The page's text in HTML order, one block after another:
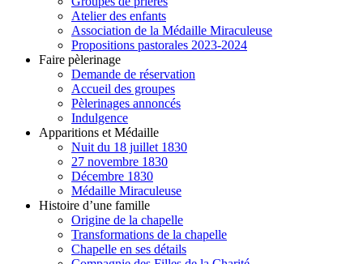
Atelier des enfants
Association de la Médaille Miraculeuse
Propositions pastorales 2023-2024
Faire pèlerinage
Demande de réservation
Accueil des groupes
Pèlerinages annoncés
Indulgence
Apparitions et Médaille
Nuit du 18 juillet 1830
27 novembre 1830
Décembre 1830
Médaille Miraculeuse
Histoire d’une famille
Origine de la chapelle
Transformations de la chapelle
Chapelle en ses détails